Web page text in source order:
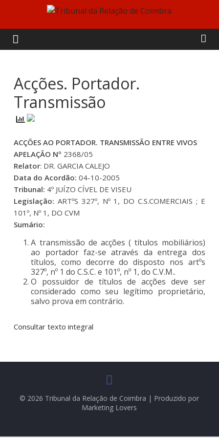
content
Tribunal
da
Relação
de
Coimbra
Acções. Portador.
Transmissão
ACÇÕES AO PORTADOR. TRANSMISSÃO ENTRE VIVOS
APELAÇÃO Nº 2368/05
Relator: DR. GARCIA CALEJO
Data do Acordão: 04-10-2005
Tribunal: 4º JUÍZO CÍVEL DE VISEU
Legislação: ARTºS 327º, Nº 1, DO C.S.COMERCIAIS ; E
101º, Nº 1, DO CVM
Sumário:
A transmissão de acções ( títulos mobiliários)
ao portador faz-se através da entrega dos
títulos, como decorre do disposto nos artºs
327º, nº 1 do C.S.C. e 101º, nº 1, do C.V.M..
O possuidor de títulos de acções deve ser
considerado como seu legítimo proprietário,
salvo prova em contrário.
Consultar texto integral
© 2026 Tribunal da Relação de Coimbra | Produzido por
Marketing Lovers